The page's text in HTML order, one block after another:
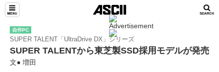
自作PC
SUPER TALENT「UltraDrive DX」シリーズ
SUPER TALENTから東芝製SSD採用モデルが発売
文● 増田